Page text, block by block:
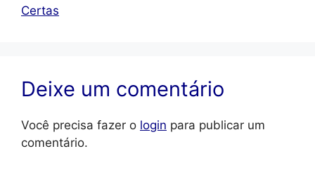
Certas
Deixe um comentário
Você precisa fazer o login para publicar um
comentário.